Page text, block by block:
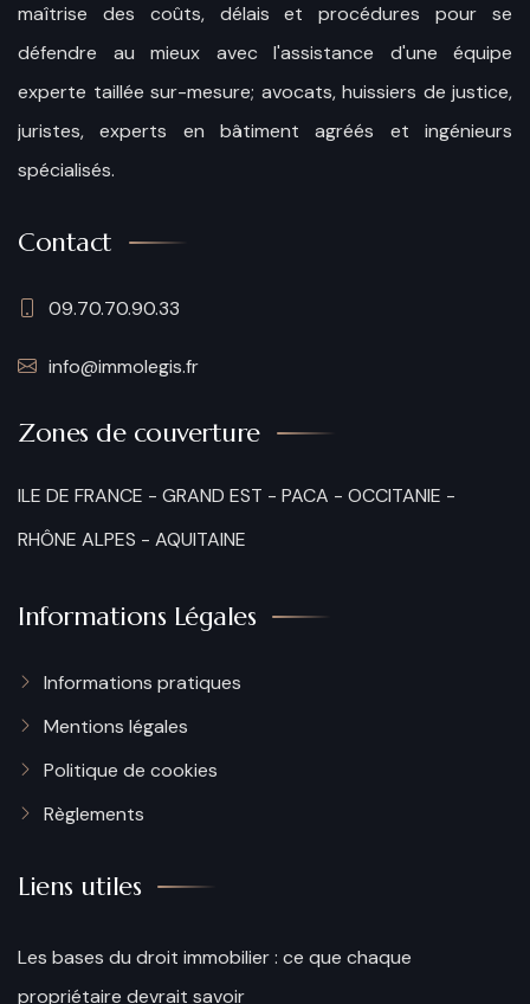
maîtrise des coûts, délais et procédures pour se
défendre au mieux avec l'assistance d'une équipe
experte taillée sur-mesure; avocats, huissiers de justice,
juristes, experts en bâtiment agréés et ingénieurs
spécialisés.
Contact
09.70.70.90.33
info@immolegis.fr
Zones de couverture
ILE DE FRANCE - GRAND EST - PACA - OCCITANIE -
RHÔNE ALPES - AQUITAINE
Informations Légales
Informations pratiques
Mentions légales
Politique de cookies​
Règlements
Liens utiles
Les bases du droit immobilier : ce que chaque
propriétaire devrait savoir